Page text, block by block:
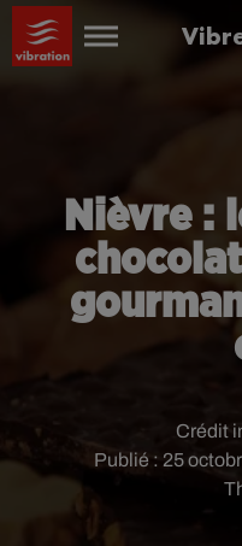
Nièvre :
Publié : 25
Crédit